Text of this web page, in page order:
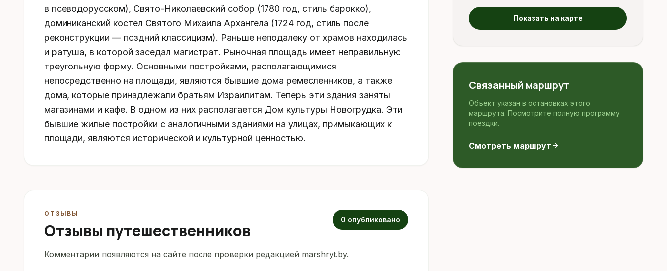
в псеводорусском), Свято-Николаевский собор (1780 год, стиль барокко),
доминиканский костел Святого Михаила Архангела (1724 год, стиль после
реконструкции — поздний классицизм). Раньше неподалеку от храмов находилась
и ратуша, в которой заседал магистрат. Рыночная площадь имеет неправильную
треугольную форму. Основными постройками, располагающимися
непосредственно на площади, являются бывшие дома ремесленников, а также
дома, которые принадлежали братьям Израилитам. Теперь эти здания заняты
магазинами и кафе. В одном из них располагается Дом культуры Новогрудка. Эти
бывшие жилые постройки с аналогичными зданиями на улицах, примыкающих к
площади, являются исторической и культурной ценностью.
ОТЗЫВЫ
Отзывы путешественников
0 опубликовано
Комментарии появляются на сайте после проверки редакцией marshryt.by.
Показать на карте
Связанный маршрут
Объект указан в остановках этого
маршрута. Посмотрите полную программу
поездки.
Смотреть маршрут arrow_forward